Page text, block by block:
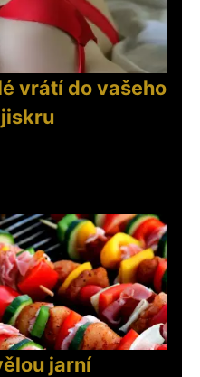
vrátí do vašeho
jarní